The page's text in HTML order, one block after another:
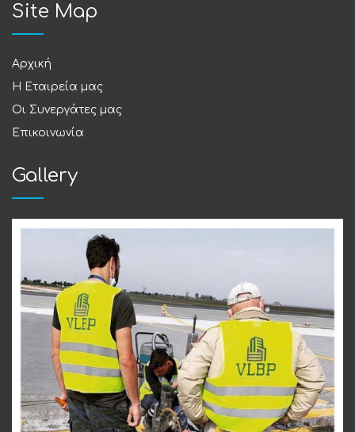
Site Map
Αρχική
Η Εταιρεία μας
Οι Συνεργάτες μας
Επικοινωνία
Gallery